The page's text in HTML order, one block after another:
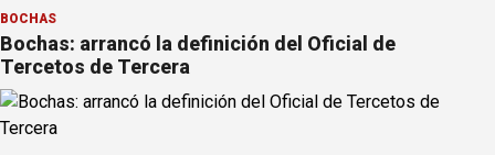
BOCHAS
Bochas: arrancó la definición del Oficial de
Tercetos de Tercera